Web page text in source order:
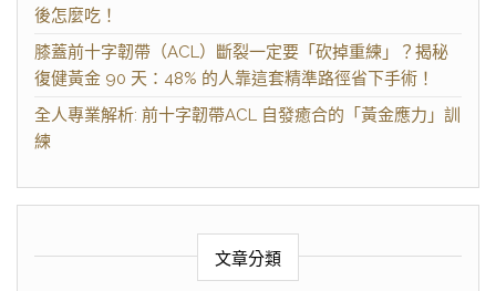
後怎麼吃！
膝蓋前十字韌帶（ACL）斷裂一定要「砍掉重練」？揭秘
復健黃金 90 天：48% 的人靠這套精準路徑省下手術！
全人專業解析: 前十字韌帶ACL 自發癒合的「黃金應力」訓
練
文章分類